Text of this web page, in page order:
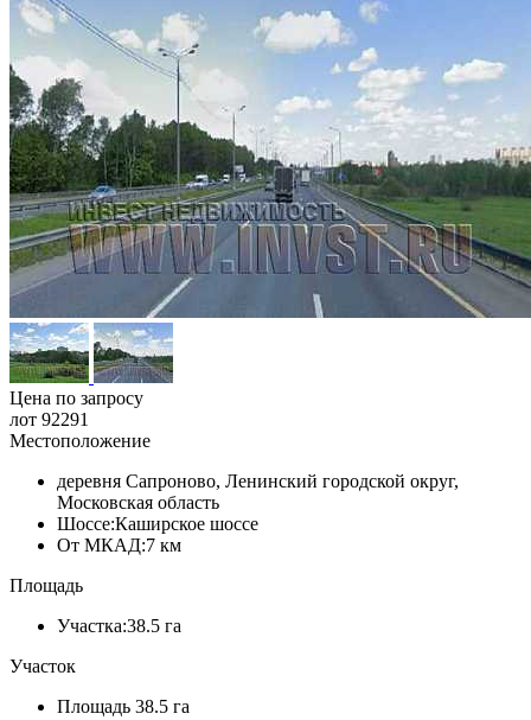
Цена по запросу
лот 92291
Местоположение
деревня Сапроново, Ленинский городской округ,
Московская область
Шоссе:Каширское шоссе
От МКАД:7 км
Площадь
Участка:38.5 га
Участок
Площадь 38.5 га